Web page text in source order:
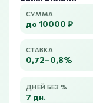
СУММА
до 10000 ₽
СТАВКА
0,72–0,8%
ДНЕЙ БЕЗ %
7 дн.